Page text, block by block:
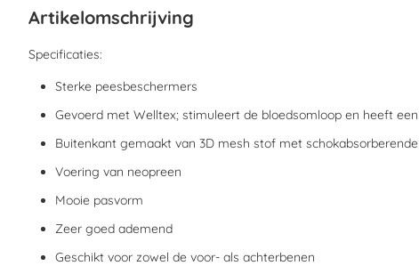
van
afbeeldingen-
Artikelomschrijving
Specificaties:
Sterke peesbeschermers
Gevoerd met Welltex; stimuleert de bloedsomloop en heeft
Buitenkant gemaakt van 3D mesh stof met
Voering van neopreen
Mooie pasvorm
Zeer goed ademend
Geschikt voor zowel de voor- als achterbenen